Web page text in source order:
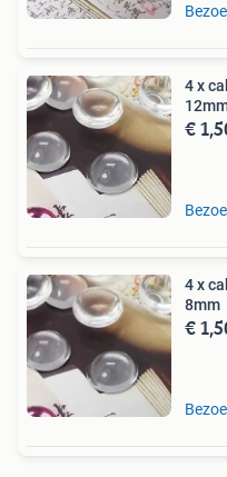
4 x
€
4 x
8mm
€